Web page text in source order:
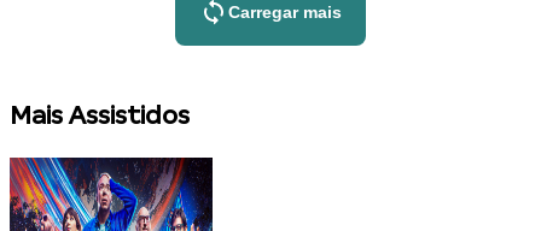
Carregar mais
Mais Assistidos